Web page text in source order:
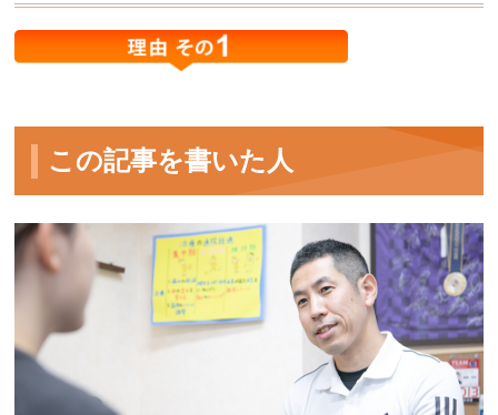
この記事を書いた人